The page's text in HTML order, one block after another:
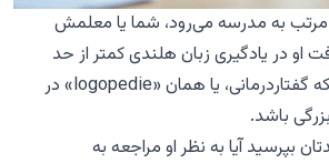
مرتب به مدرسه می‌رود، شما یا معلمش
در یادگیری زبان هلندی کمتر از حد
انتظار است. اینجاست که گفتاردرمانی، یا همان «logopedie» در
باشد.
بپرسید آیا به نظر او مراجعه به